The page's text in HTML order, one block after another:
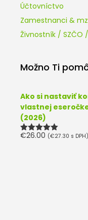
Účtovníctvo
Zamestnanci &
Živnostník / SZČO
Možno Ti
Ako si nastaviť
vlastnej
(2026)
Hodnotenie
€26.00 (€27.30 s DPH)